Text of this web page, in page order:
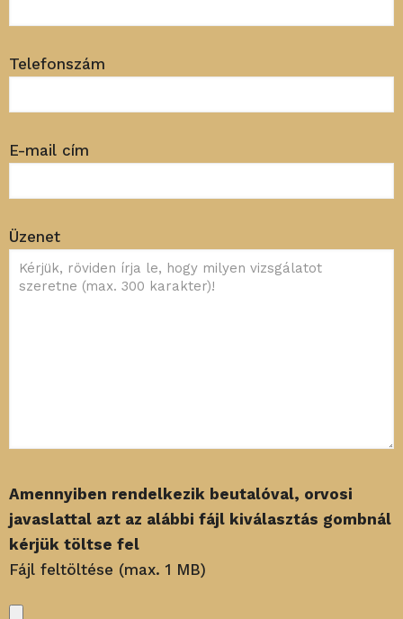
Telefonszám
E-mail cím
Üzenet
Amennyiben rendelkezik beutalóval, orvosi
javaslattal azt az alábbi fájl kiválasztás gombnál
kérjük töltse fel
Fájl feltöltése (max. 1 MB)